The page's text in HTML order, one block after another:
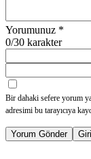
Yorumunuz *
0/30 karakter
Bir dahaki sefere yorum
adresimi bu tarayıcıya
Yorum Gönder